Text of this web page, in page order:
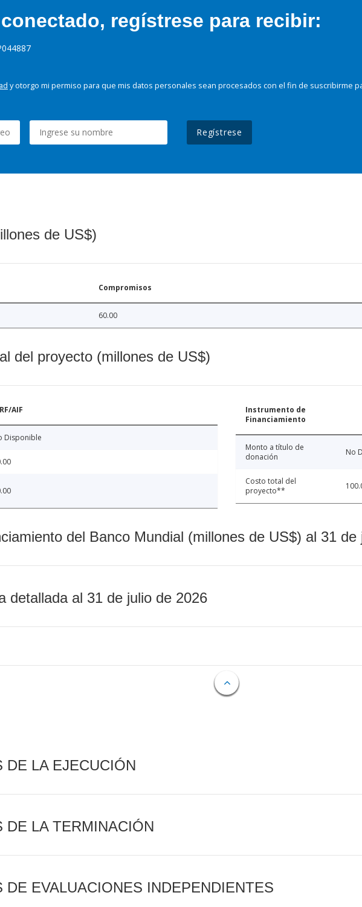
regístrese para recibir:
y otorgo mi permiso para que mis datos personales sean procesados con el fin de suscribirme
Regístrese
de US$)
Compromisos
60.00
del proyecto (millones de US$)
AIF
Disponible
Instrumento de
Financiamiento
Monto a título de
donación
No
Costo total del
proyecto**
del Banco Mundial (millones de US$) al 31 de
detallada al 31 de julio de 2026
DE LA EJECUCIÓN
DE LA TERMINACIÓN
DE EVALUACIONES INDEPENDIENTES